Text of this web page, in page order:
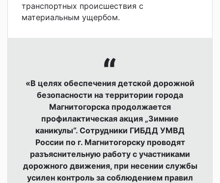
транспортных происшествия с
материальным ущербом.
«В целях обеспечения детской дорожной
безопасности на территории города
Магнитогорска продолжается
профилактическая акция „Зимние
каникулы“. Сотрудники ГИБДД УМВД
России по г. Магнитогорску проводят
разъяснительную работу с участниками
дорожного движения, при несении службы
усилен контроль за соблюдением правил